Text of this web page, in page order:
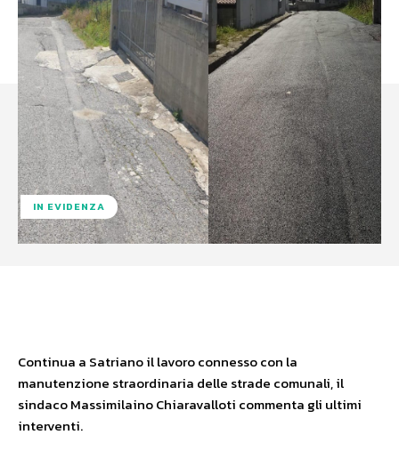
IN EVIDENZA
Continua a Satriano il lavoro connesso con la
manutenzione straordinaria delle strade comunali, il
sindaco Massimilaino Chiaravalloti commenta gli ultimi
interventi.